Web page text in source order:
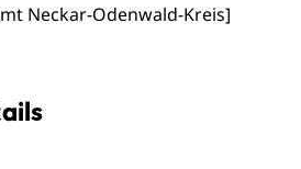
Neckar-Odenwald-Kreis]